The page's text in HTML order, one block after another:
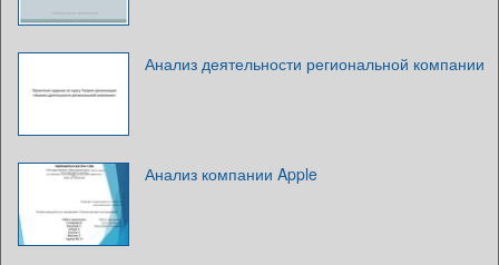
Анализ деятельности региональной компании
Анализ компании Apple